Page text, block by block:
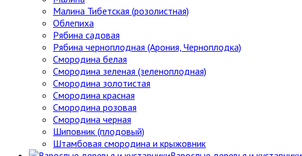
Малина Тибетская (розолистная)
Облепиха
Рябина садовая
Рябина черноплодная (Арония, Черноплодка)
Смородина белая
Смородина зеленая (зеленоплодная)
Смородина золотистая
Смородина красная
Смородина розовая
Смородина черная
Шиповник (плодовый)
Штамбовая смородина и крыжовник